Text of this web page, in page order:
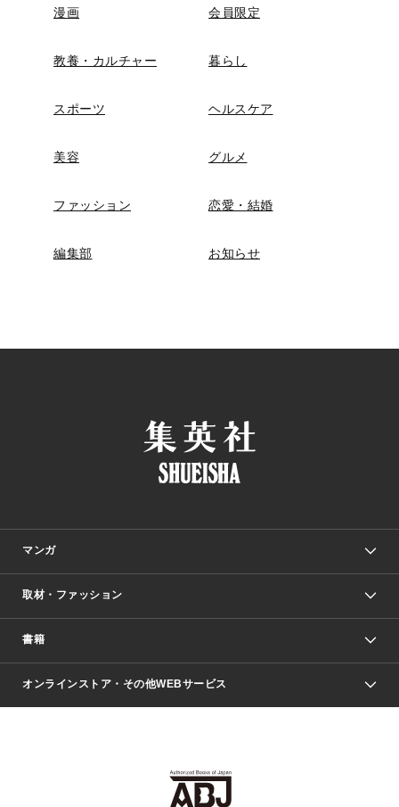
漫画 会員限定
教養・カルチャー 暮らし
スポーツ ヘルスケア
美容 グルメ
ファッション 恋愛・結婚
編集部 お知らせ
マンガ
少年マンガ
Vジャンプ
週刊ヤングジャンプ
少女マンガ
取材・ファッション
Seventeen
芸能・情報・スポーツ
書籍
文芸・文庫・総合
ライトノベル・ノベライズ
オンラインストア・その他WEBサービス
SHUEISHA MANGA-ART HERITAGE